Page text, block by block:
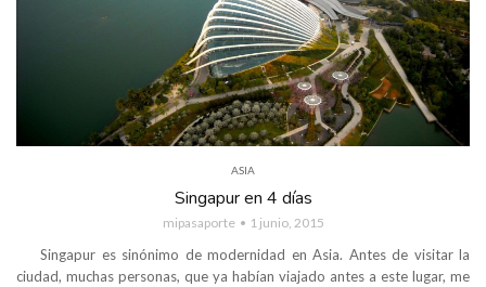
ASIA
Singapur en 4 días
mipasaporte 1 junio, 2015
Singapur es sinónimo de modernidad en Asia. Antes de visitar la
ciudad, muchas personas, que ya habían viajado antes a este lugar, me